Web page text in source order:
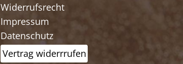
Widerrufsrecht
Impressum
Datenschutz
Vertrag widerrrufen